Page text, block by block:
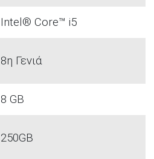
Intel® Core™ i5
8η Γενιά
8 GB
250GB